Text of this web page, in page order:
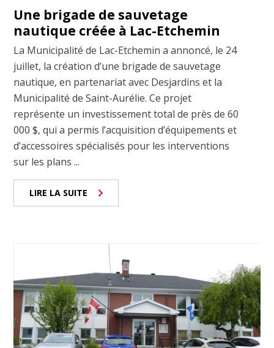
Une brigade de sauvetage
nautique créée à Lac-Etchemin
La Municipalité de Lac-Etchemin a annoncé, le 24
juillet, la création d’une brigade de sauvetage
nautique, en partenariat avec Desjardins et la
Municipalité de Saint-Aurélie. Ce projet
représente un investissement total de près de 60
000 $, qui a permis l’acquisition d’équipements et
d’accessoires spécialisés pour les interventions
sur les plans ...
LIRE LA SUITE